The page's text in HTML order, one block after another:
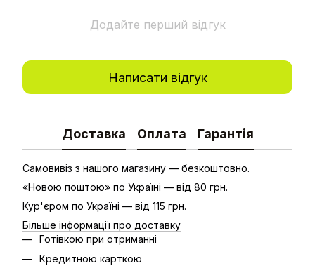
Додайте перший відгук
Написати відгук
Доставка Оплата Гарантія
Самовивіз з нашого магазину — безкоштовно.
«Новою поштою» по Україні — від 80 грн.
Кур'єром по Україні — від 115 грн.
Більше інформації про доставку
Готівкою при отриманні
Кредитною карткою